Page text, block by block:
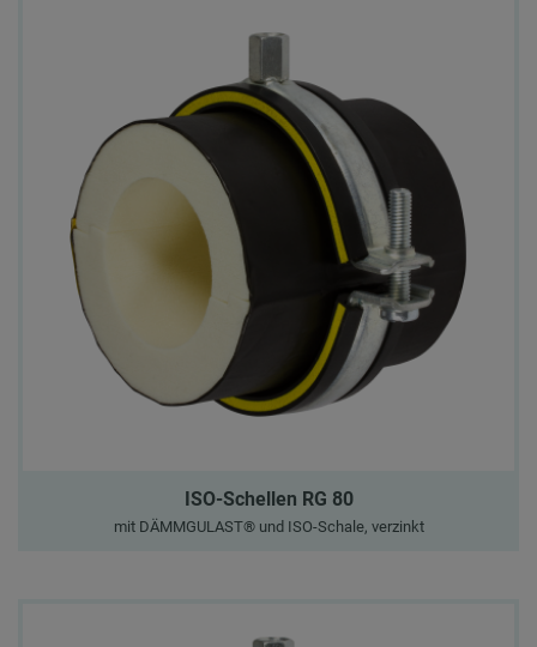
ISO-Schellen RG 80
mit DÄMMGULAST® und ISO-Schale, verzinkt